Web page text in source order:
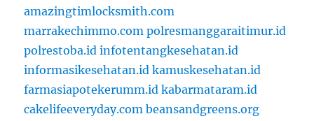
amazingtimlocksmith.com
marrakechimmo.com polresmanggaraitimur.id
polrestoba.id infotentangkesehatan.id
informasikesehatan.id kamuskesehatan.id
farmasiapotekerumm.id kabarmataram.id
cakelifeeveryday.com beansandgreens.org